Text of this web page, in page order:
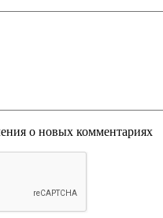
о новых комментариях